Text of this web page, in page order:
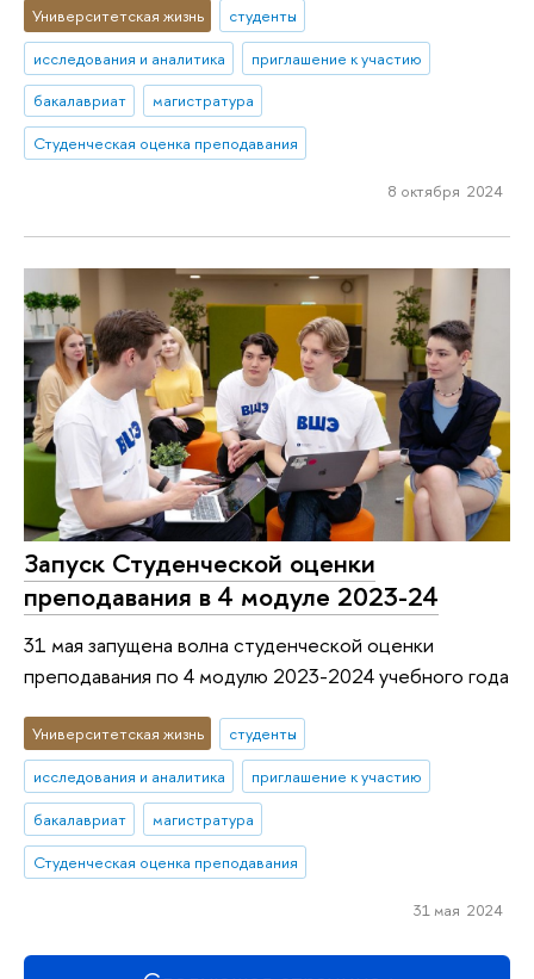
Университетская жизнь
студенты
исследования и аналитика
приглашение к участию
бакалавриат
магистратура
Студенческая оценка преподавания
8 октября 2024
Запуск Студенческой оценки
преподавания в 4 модуле 2023-24
31 мая запущена волна студенческой оценки
преподавания по 4 модулю 2023-2024 учебного года
Университетская жизнь
студенты
исследования и аналитика
приглашение к участию
бакалавриат
магистратура
Студенческая оценка преподавания
31 мая 2024